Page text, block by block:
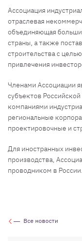
Ассоциация
отраслевая
объединяющая
страны, а также
строительства с
привлечения
Членами Ассоциации
субъектов
компаниями
региональные
проектировочные и
Для иностранных
производства,
проводником в России.
Все новости